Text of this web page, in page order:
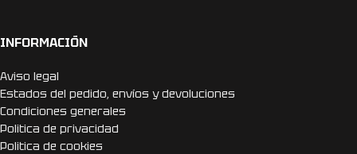
INFORMACIÓN
Aviso legal
Estados del pedido, envíos y devoluciones
Condiciones generales
Politica de privacidad
Politica de cookies